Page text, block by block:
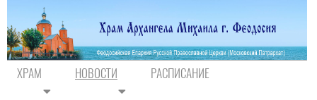
ХРАМ НОВОСТИ РАСПИСАНИЕ